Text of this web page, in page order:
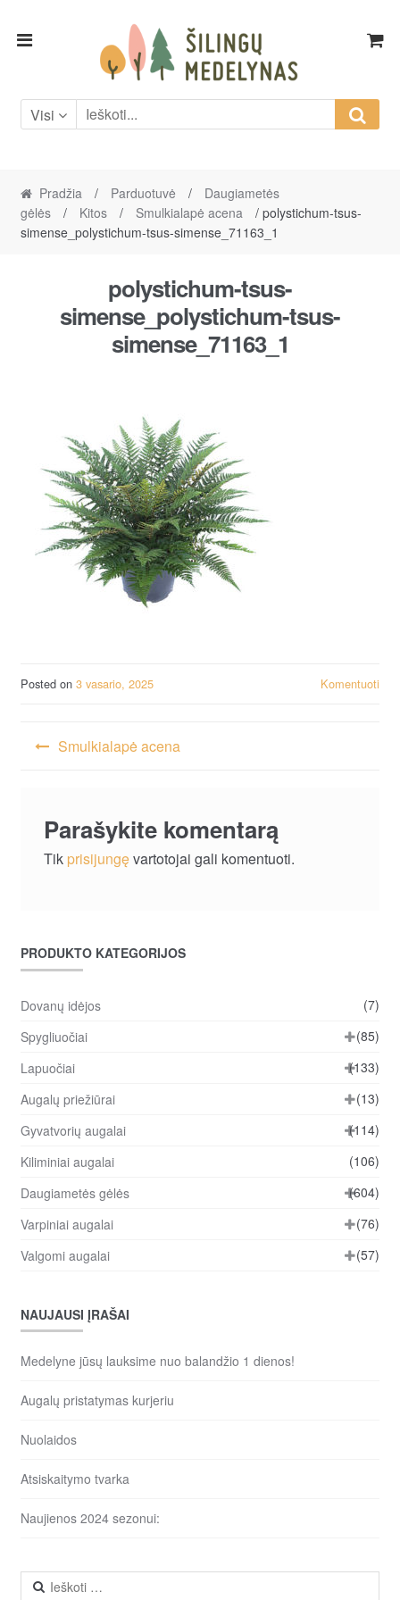
Skip
Skip
Visi
Pradžia / Parduotuvė /
Daugiametės
gėlės
/ Kitos / Smulkialapė acena
/ polystichum-tsus-
simense_polystichum-tsus-simense_71163_1
polystichum-tsus-
simense_polystichum-tsus-
simense_71163_1
Posted on 3 vasario, 2025 Komentuoti
Navigacija
Smulkialapė acena
Parašykite komentarą
Tik prisijungęvartotojai gali komentuoti.
PRODUKTO KATEGORIJOS
Dovanų idėjos
(7)
Spygliuočiai
(85)
Lapuočiai
(133)
Augalų priežiūrai
(13)
Gyvatvorių augalai
(114)
Kiliminiai augalai
(106)
Daugiametės gėlės
(604)
Varpiniai augalai
(76)
Valgomi augalai
(57)
NAUJAUSI ĮRAŠAI
Medelyne jūsų lauksime nuo balandžio 1 dienos!
Augalų pristatymas kurjeriu
Nuolaidos
Atsiskaitymo tvarka
Naujienos 2024 sezonui:
Ieškoti: